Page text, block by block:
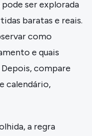
ser explorada
baratas e reais.
como
e quais
compare
calendário,
a regra